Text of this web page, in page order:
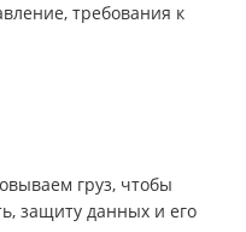
требования к
груз, чтобы
защиту данных и его